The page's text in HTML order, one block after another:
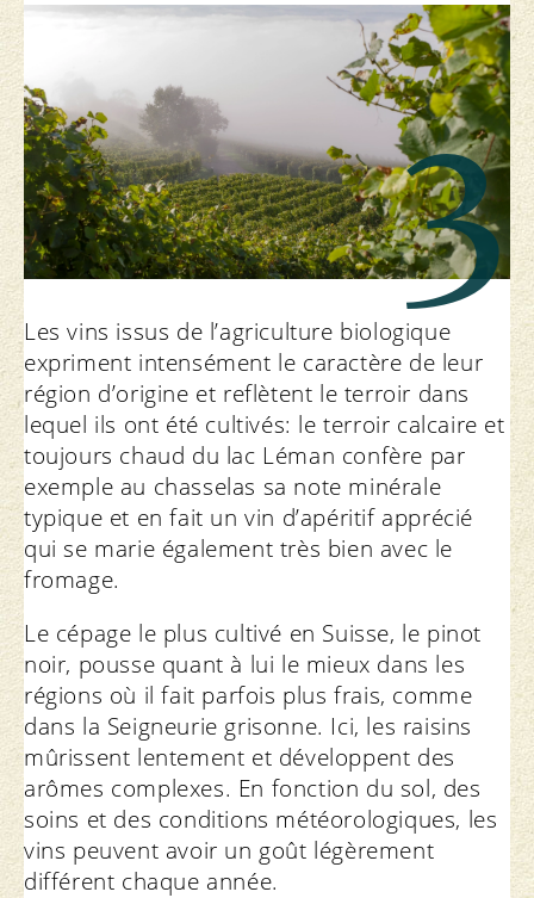
3
Les vins issus de l’agriculture biologique
expriment intensément le caractère de leur
région d’origine et reflètent le terroir dans
lequel ils ont été cultivés: le terroir calcaire et
toujours chaud du lac Léman confère par
exemple au chasselas sa note minérale
typique et en fait un vin d’apéritif apprécié
qui se marie également très bien avec le
fromage.
Le cépage le plus cultivé en Suisse, le pinot
noir, pousse quant à lui le mieux dans les
régions où il fait parfois plus frais, comme
dans la Seigneurie grisonne. Ici, les raisins
mûrissent lentement et développent des
arômes complexes. En fonction du sol, des
soins et des conditions météorologiques, les
vins peuvent avoir un goût légèrement
différent chaque année.